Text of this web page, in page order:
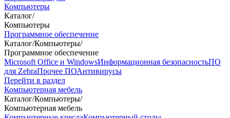
Компьютеры
Каталог/
Компьютеры
Программное обеспечение
Каталог/Компьютеры/
Программное обеспечение
Microsoft Office и WindowsИнформационная безопасностьПО
для ZebraПрочее ПОАнтивирусы
Перейти в раздел
Компьютерная мебель
Каталог/Компьютеры/
Компьютерная мебель